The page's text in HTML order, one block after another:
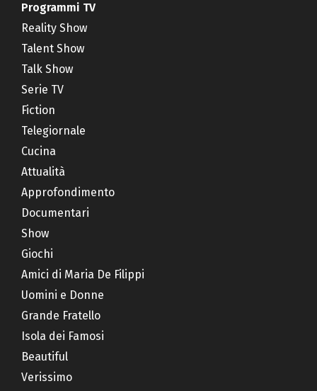
Programmi TV
Reality Show
Talent Show
Talk Show
Serie TV
Fiction
Telegiornale
Cucina
Attualità
Approfondimento
Documentari
Show
Giochi
Amici di Maria De Filippi
Uomini e Donne
Grande Fratello
Isola dei Famosi
Beautiful
Verissimo